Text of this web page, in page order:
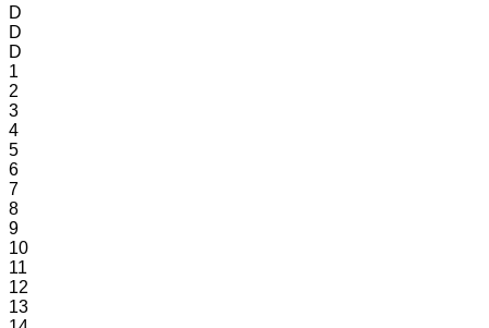
D
D
D
1
2
3
4
5
6
7
8
9
10
11
12
13